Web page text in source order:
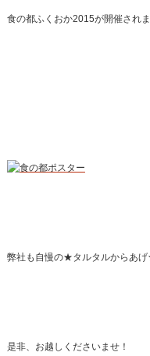
食の都ふくおか2015が開催されま
弊社も自慢の★タルタルからあげ
是非、お越しくださいませ！